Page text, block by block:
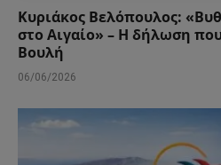
Κυριάκος Βελόπουλος:
στο Αιγαίο» – Η δήλωση
Βουλή
06/06/2026